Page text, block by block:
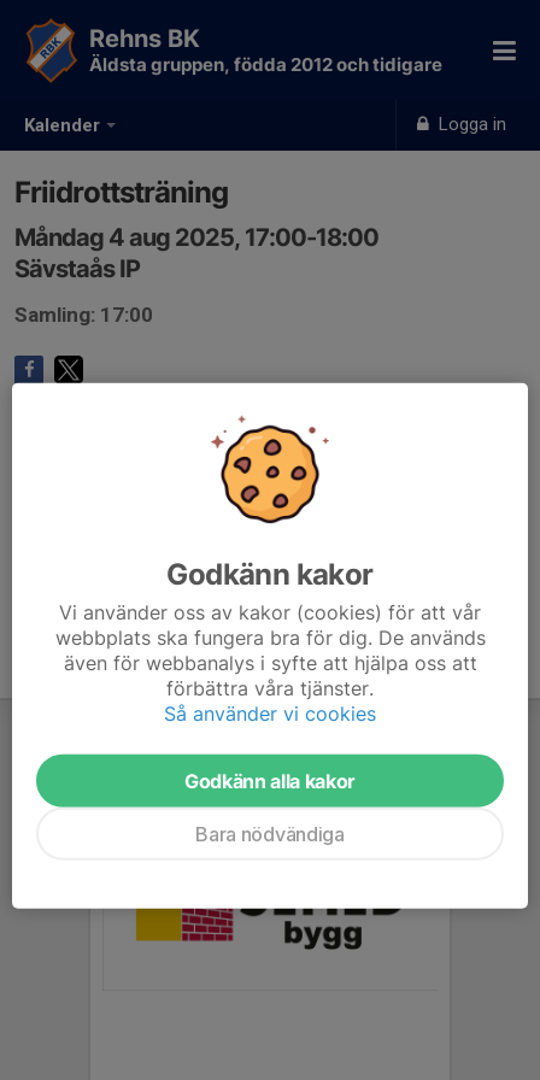
Kalender Logga in
Rehns BK
Äldsta gruppen, födda 2012 och tidigare
Friidrottsträning
Måndag 4 aug 2025, 17:00-18:00
Sävstaås IP
Samling: 17:00
Godkänn kakor
Vi använder oss av kakor (cookies) för att vår
webbplats ska fungera bra för dig. De används
även för webbanalys i syfte att hjälpa oss att
förbättra våra tjänster.
Så använder vi cookies
Godkänn alla kakor
Bara nödvändiga